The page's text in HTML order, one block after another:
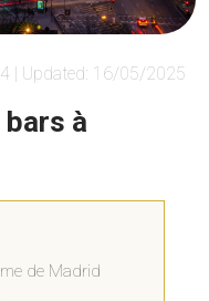
| Updated: 16/05/2025
à
de Madrid